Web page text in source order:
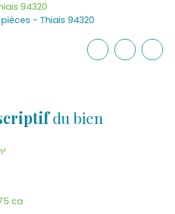
94320
- Thiais 94320
du bien
ca